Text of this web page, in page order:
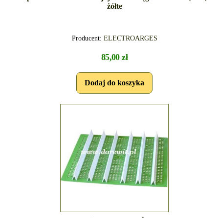
żółte
Producent: ELECTROARGES
85,00 zł